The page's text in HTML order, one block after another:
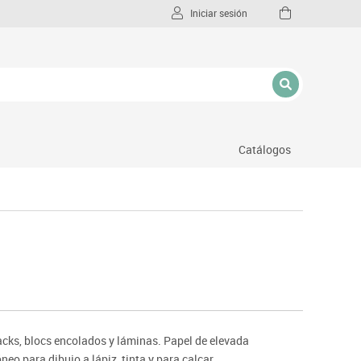
Iniciar sesión
Catálogos
blocs encolados y láminas. Papel de elevada